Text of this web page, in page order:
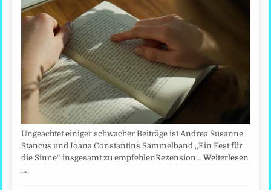
Ungeachtet einiger schwacher Beiträge ist Andrea Susanne
Stancus und Ioana Constantins Sammelband „Ein Fest für
die Sinne“ insgesamt zu empfehlenRezension…Weiterlesen
…